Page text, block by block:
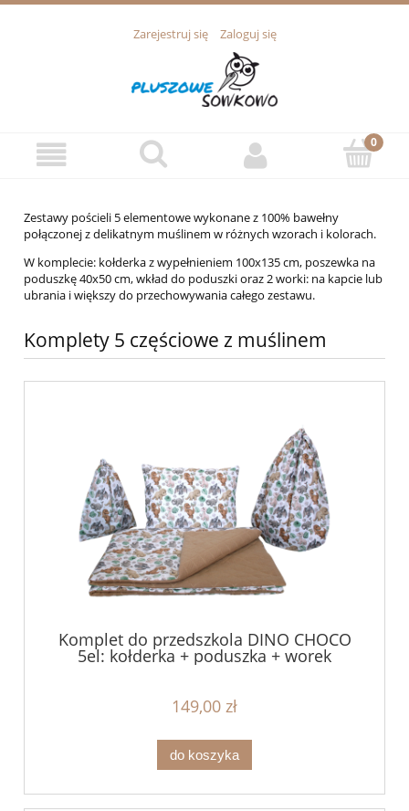
Zarejestruj się Zaloguj się
Zestawy pościeli 5 elementowe wykonane z 100% bawełny
połączonej z delikatnym muślinem w różnych wzorach i kolorach.
W komplecie: kołderka z wypełnieniem 100x135 cm, poszewka na
poduszkę 40x50 cm, wkład do poduszki oraz 2 worki: na kapcie lub
ubrania i większy do przechowywania całego zestawu.
Komplety 5 częściowe z muślinem
Komplet do przedszkola DINO CHOCO
5el: kołderka + poduszka + worek
149,00 zł
do koszyka